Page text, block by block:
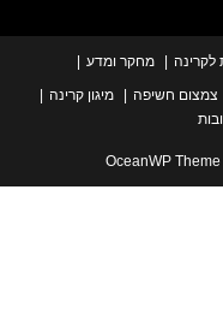
מחקר ומדע
מיגון קרינה